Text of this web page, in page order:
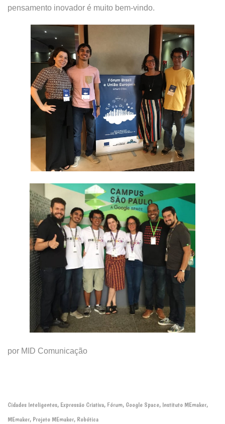
pensamento inovador é muito bem-vindo.
por MID Comunicação
Cidades Inteligentes, Expressão Criativa, Fórum, Google Space, Instituto MEmaker,
MEmaker, Projeto MEmaker, Robótica